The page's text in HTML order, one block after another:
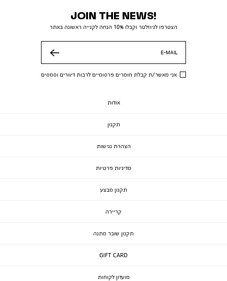
JOIN THE NEWS!
הצטרפו לניוזלטר וקבלו 10% הנחה לקנייה ראשונה באתר
E-MAIL
אני מאשר/ת קבלת חומרים פרסומיים לרבות דיוורים וסמסים
אודות
תקנון
הצהרת נגישות
מדיניות פרטיות
תקנון מבצע
קריירה
תקנון שובר מתנה
GIFT CARD
מועדון לקוחות